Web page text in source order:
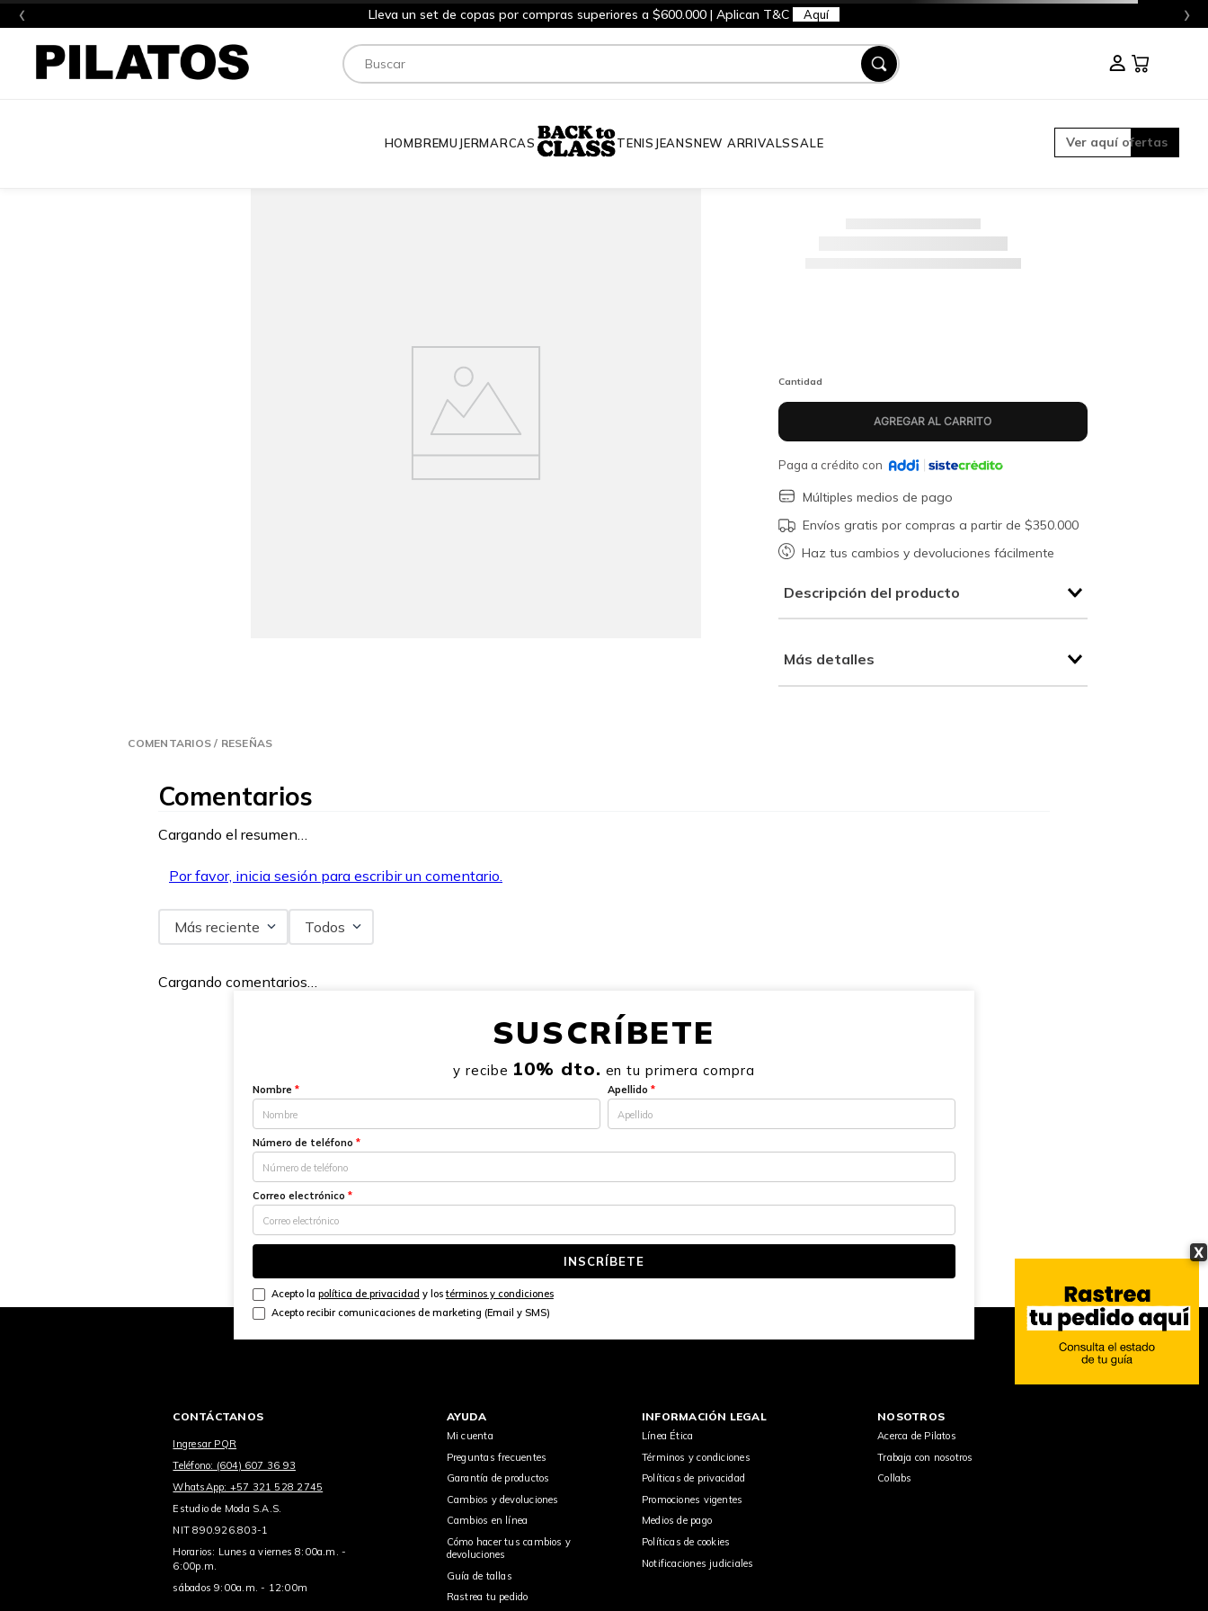
‹ Lleva un set de copas por compras superiores a $600.000 | Aplican T&C Aquí ›
Buscar
HOMBREMUJERMARCAS TENIS JEANSNEW ARRIVALSSALE Ver aquí ofertas
X
Cantidad
Paga a crédito con
Múltiples medios de pago
Envíos gratis por compras a partir de $350.000
Haz tus cambios y devoluciones fácilmente
Descripción del producto
Más detalles
COMENTARIOS / RESEÑAS
Comentarios
Cargando el resumen…
Por favor, inicia sesión para escribir un comentario.
Más reciente Todos
Cargando comentarios…
SUSCRÍBETE
y recibe 10% dto. en tu primera compra
Nombre * Apellido *
Número de teléfono *
Correo electrónico *
INSCRÍBETE
Acepto la política de privacidad y lostérminos y condiciones
Acepto recibir comunicaciones de marketing (Email y SMS)
CONTÁCTANOS
Ingresar PQR
Teléfono: (604) 607 36 93
WhatsApp: +57 321 528 2745
Estudio de Moda S.A.S.
NIT 890.926.803-1
Horarios: Lunes a viernes 8:00a.m. -
6:00p.m.
sábados 9:00a.m. - 12:00m
AYUDA
Mi cuenta
Preguntas frecuentes
Garantía de productos
Cambios y devoluciones
Cambios en línea
Cómo hacer tus cambios y
devoluciones
Guía de tallas
Rastrea tu pedido
INFORMACIÓN LEGAL
Línea Ética
Términos y condiciones
Políticas de privacidad
Promociones vigentes
Medios de pago
Políticas de cookies
Notificaciones judiciales
NOSOTROS
Acerca de Pilatos
Trabaja con nosotros
Collabs